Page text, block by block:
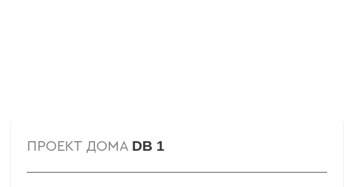
ПРОЕКТ ДОМА DB 1